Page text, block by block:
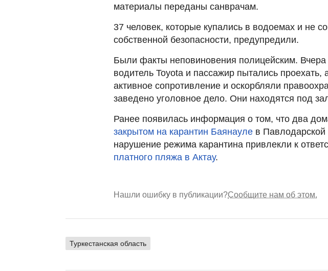
материалы переданы санврачам.
37 человек, которые купались в водоемах и не
собственной безопасности, предупредили.
Были факты неповиновения полицейским. Вчера
водитель Toyota и пассажир пытались проехать,
активное сопротивление и оскорбляли
заведено уголовное дело. Они находятся под
Ранее появилась информация о том, что два
закрытом на карантин Баянауле в Павлодарской
нарушение режима карантина привлекли к
платного пляжа в Актау.
Нашли ошибку в публикации?Сообщите нам об этом.
Туркестанская область